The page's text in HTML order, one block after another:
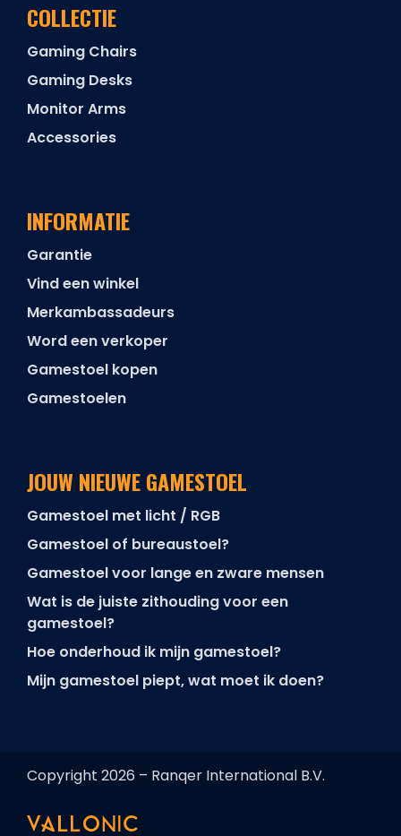
COLLECTIE
Gaming Chairs
Gaming Desks
Monitor Arms
Accessories
INFORMATIE
Garantie
Vind een winkel
Merkambassadeurs
Word een verkoper
Gamestoel kopen
Gamestoelen
JOUW NIEUWE GAMESTOEL
Gamestoel met licht / RGB
Gamestoel of bureaustoel?
Gamestoel voor lange en zware mensen
Wat is de juiste zithouding voor een
gamestoel?
Hoe onderhoud ik mijn gamestoel?
Mijn gamestoel piept, wat moet ik doen?
Copyright 2026 – Ranqer International B.V.